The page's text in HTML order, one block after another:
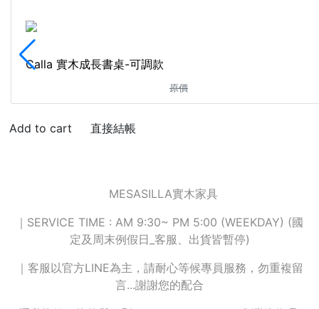
Calla 實木成長書桌-可調款
原價
直接結帳
MESASILLA實木家具
｜SERVICE TIME : AM 9:30~ PM 5:00 (WEEKDAY) (國
定及周末例假日_客服、出貨皆暫停)
｜客服以官方LINE為主，請耐心等候專員服務，勿重複留
言...謝謝您的配合